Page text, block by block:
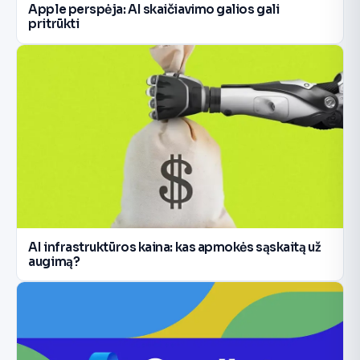
Apple perspėja: AI skaičiavimo galios gali
pritrūkti
AI infrastruktūros kaina: kas apmokės sąskaitą už
augimą?